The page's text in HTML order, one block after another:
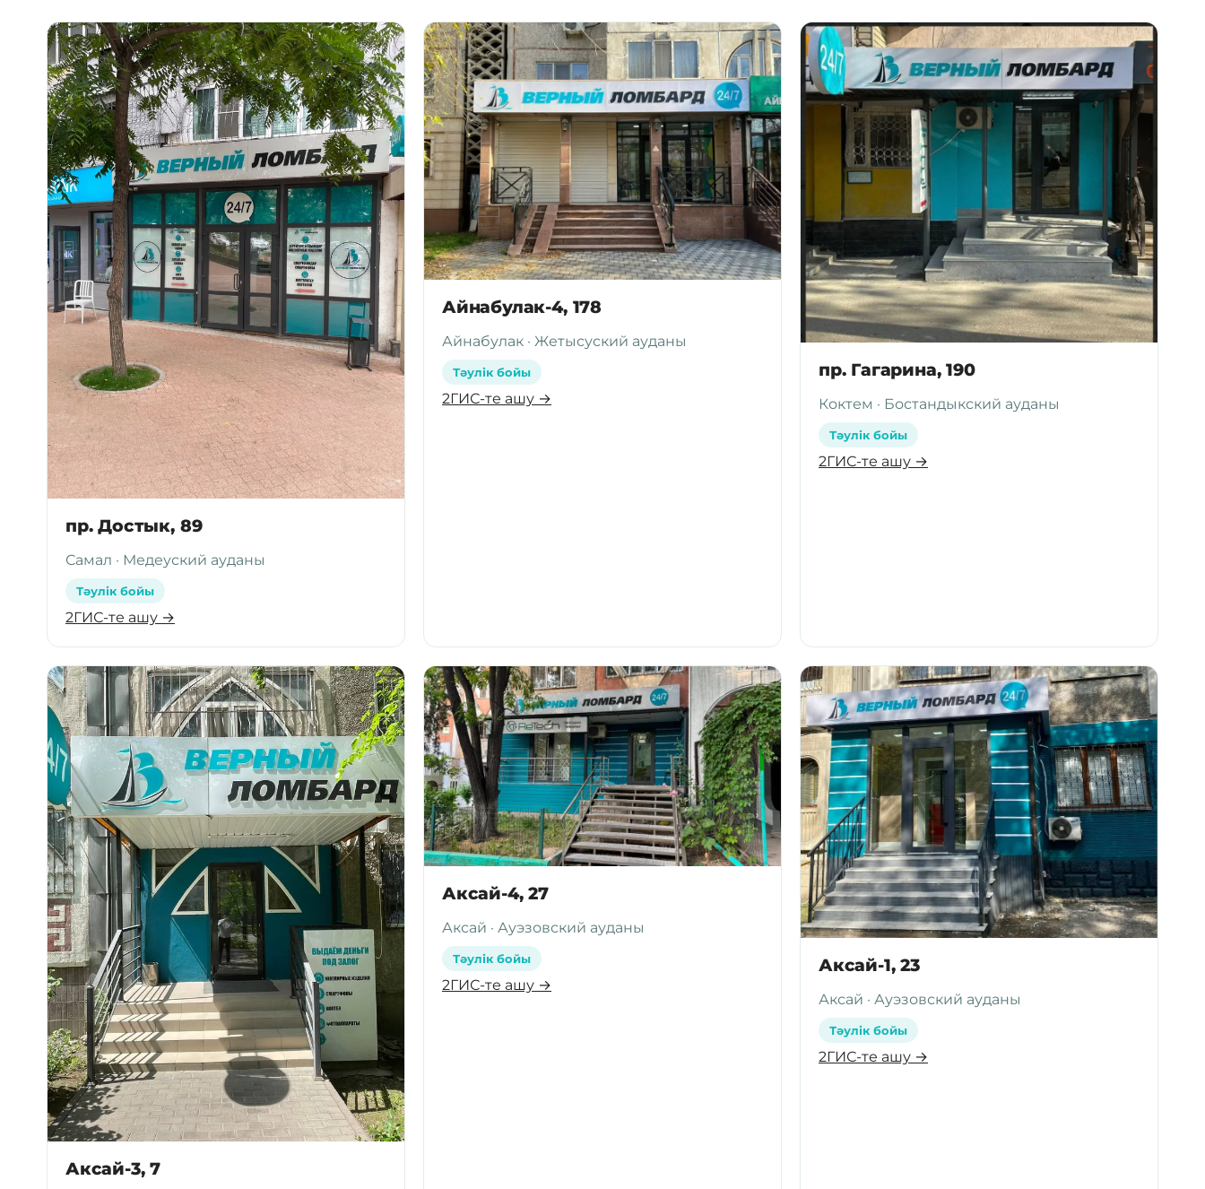
пр. Достык, 89
Самал · Медеуский ауданы
Тәулік бойы
2ГИС-те ашу →
Айнабулак-4, 178
Айнабулак · Жетысуский ауданы
Тәулік бойы
2ГИС-те ашу →
пр. Гагарина, 190
Коктем · Бостандыкский ауданы
Тәулік бойы
2ГИС-те ашу →
Аксай-3, 7
Аксай-4, 27
Аксай · Ауэзовский ауданы
Тәулік бойы
2ГИС-те ашу →
Аксай-1, 23
Аксай · Ауэзовский ауданы
Тәулік бойы
2ГИС-те ашу →